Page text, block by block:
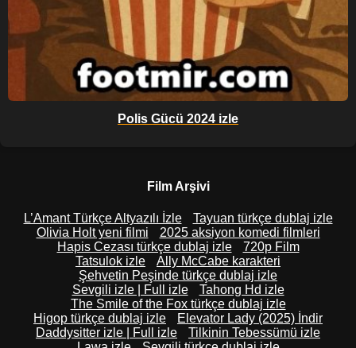
Polis Gücü 2024 izle
Film Arşivi
L’Amant Türkçe Altyazılı İzle
Tayuan türkçe dublaj izle
Olivia Holt yeni filmi
2025 aksiyon komedi filmleri
Hapis Cezası türkçe dublaj izle
720p Film
Tatsulok izle
Ally McCabe karakteri
Şehvetin Peşinde türkçe dublaj izle
Sevgili izle | Full izle
Tahong Hd izle
The Smile of the Fox türkçe dublaj izle
Higop türkçe dublaj izle
Elevator Lady (2025) İndir
Daddysitter izle | Full izle
Tilkinin Tebessümü izle